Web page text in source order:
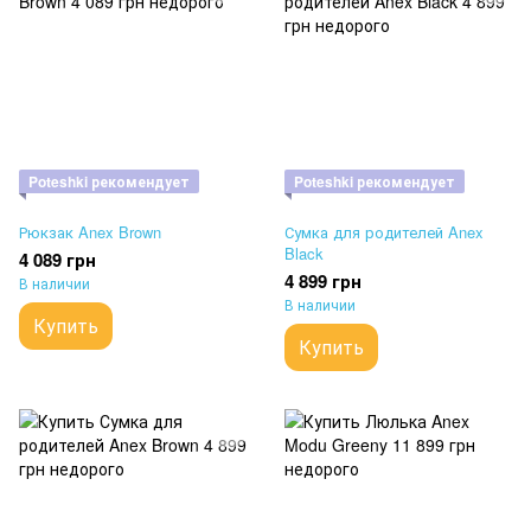
Poteshki рекомендует
Рюкзак Anex Brown
4 089 грн
В наличии
Купить
Poteshki рекомендует
Сумка для родителей Anex
Black
4 899 грн
В наличии
Купить